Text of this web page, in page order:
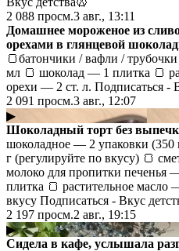
2 088 просм.3 авг., 13:11
Домашнее мороженое из
орехами в глянцевой
🍞батончики / вафли /
мл 🍞 шоколад — 1 плитка 🍞
орехи — 2 ст. л. Подписаться -
2 091 просм.3 авг., 12:07
▶
Шоколадный торт без
шоколадное — 2 упаковки
г (регулируйте по вкусу) 🍞
молоко для пропитки
плитка 🍞 растительное
вкусу Подписаться - Вкус
2 197 просм.2 авг., 19:15
▶
Сидела в кафе, услышала